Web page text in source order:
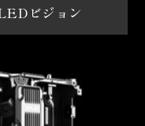
ビジョン